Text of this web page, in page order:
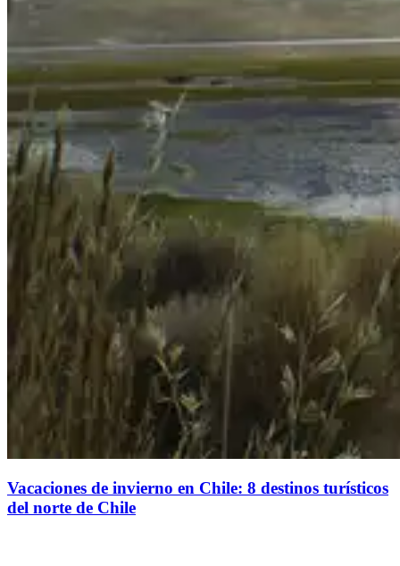
Vacaciones de invierno en Chile: 8 destinos turísticos
del norte de Chile